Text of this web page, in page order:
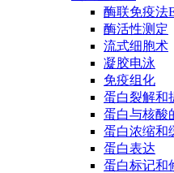
酶联免疫法
酶活性测定
流式细胞术
凝胶电泳
免疫组化
蛋白裂解和
蛋白与核酸
蛋白浓缩和
蛋白表达
蛋白标记和